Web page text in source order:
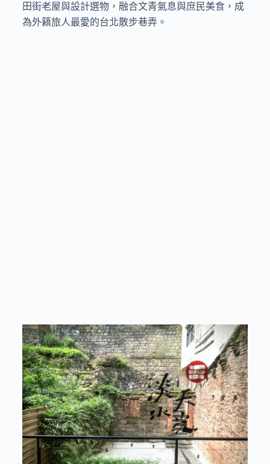
田街老屋與設計選物，融合文青氣息與庶民美食，成
為外籍旅人最愛的台北散步巷弄。